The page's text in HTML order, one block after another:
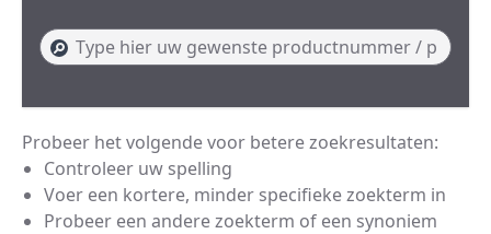
Probeer het volgende voor betere zoekresultaten:
Controleer uw spelling
Voer een kortere, minder specifieke zoekterm in
Probeer een andere zoekterm of een synoniem